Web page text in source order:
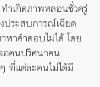
ทำเกิดภาพหลอนชั่วครู่
ประสบการณ์เฉียด
หาคำตอบไม่ได้ โดย
อคนปริศนาคน
ที่แต่ละคนไม่ได้มี